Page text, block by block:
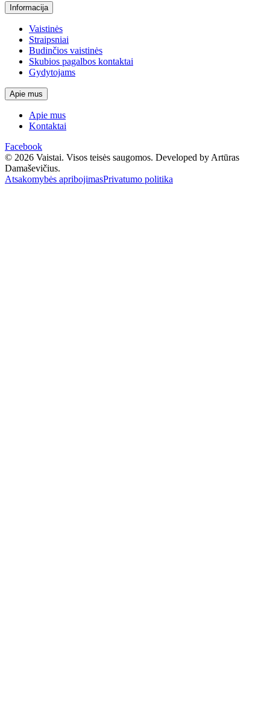
Informacija
Vaistinės
Straipsniai
Budinčios vaistinės
Skubios pagalbos kontaktai
Gydytojams
Apie mus
Apie mus
Kontaktai
Facebook
© 2026 Vaistai. Visos teisės saugomos. Developed by Artūras
Damaševičius.
Atsakomybės apribojimasPrivatumo politika